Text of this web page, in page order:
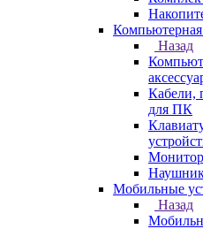
Назад
Кабели,
для ПК
Мобильные
Назад